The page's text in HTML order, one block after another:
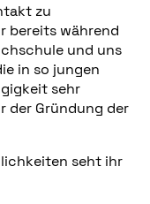
zu
bereits während
und uns
in so jungen
sehr
der Gründung der
seht ihr